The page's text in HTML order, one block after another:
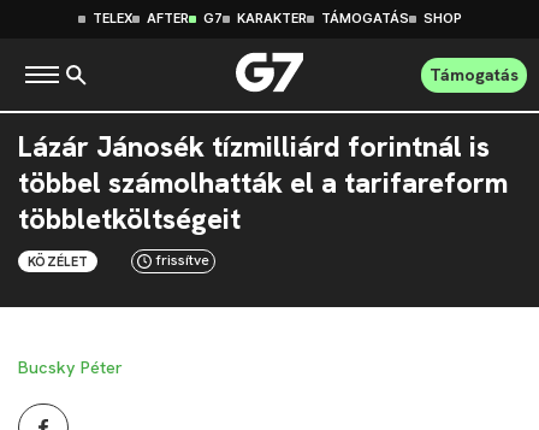
TELEX AFTER G7 KARAKTER TÁMOGATÁS SHOP
Támogatás
Lázár Jánosék tízmilliárd forintnál is
többel számolhatták el a tarifareform
többletköltségeit
KÖZÉLET frissítve
Bucsky Péter